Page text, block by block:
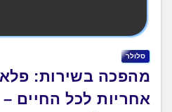
סלולר
מהפכה בשירות:
אחריות לכל החיים